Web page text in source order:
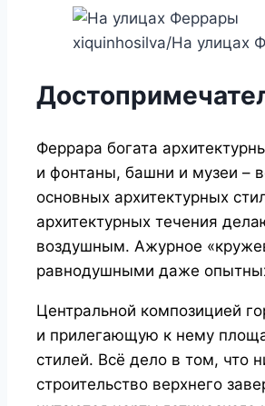
xiquinhosilva/На улицах
Феррара богата
и фонтаны, башни и музеи –
основных архитектурных
архитектурных течения
воздушным. Ажурное
равнодушными даже
Центральной композицией
и прилегающую к нему
стилей. Всё дело в том, что
строительство верхнего